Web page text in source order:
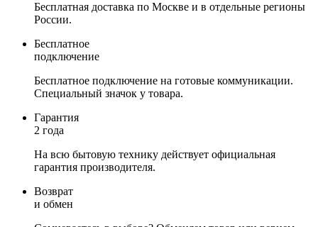
Бесплатная доставка по Москве и в отдельные регионы
России.
Бесплатное
подключение
Бесплатное подключение на готовые коммуникации.
Специальный значок у товара.
Гарантия
2 года
На всю бытовую технику действует официальная
гарантия производителя.
Возврат
и обмен